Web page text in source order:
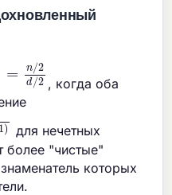
n/2d
, когда оба
для нечетных
более "чистые"
которых